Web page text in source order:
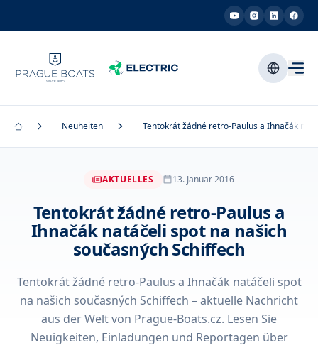
Neuheiten Tentokrát žádné retro-Paulus a Ihnačák
AKTUELLES 13. Januar 2016
Tentokrát žádné retro-Paulus a
Ihnačák natáčeli spot na našich
současných Schiffech
Tentokrát žádné retro-Paulus a Ihnačák natáčeli spot
na našich současných Schiffech – aktuelle Nachricht
aus der Welt von Prague-Boats.cz. Lesen Sie
Neuigkeiten, Einladungen und Reportagen über